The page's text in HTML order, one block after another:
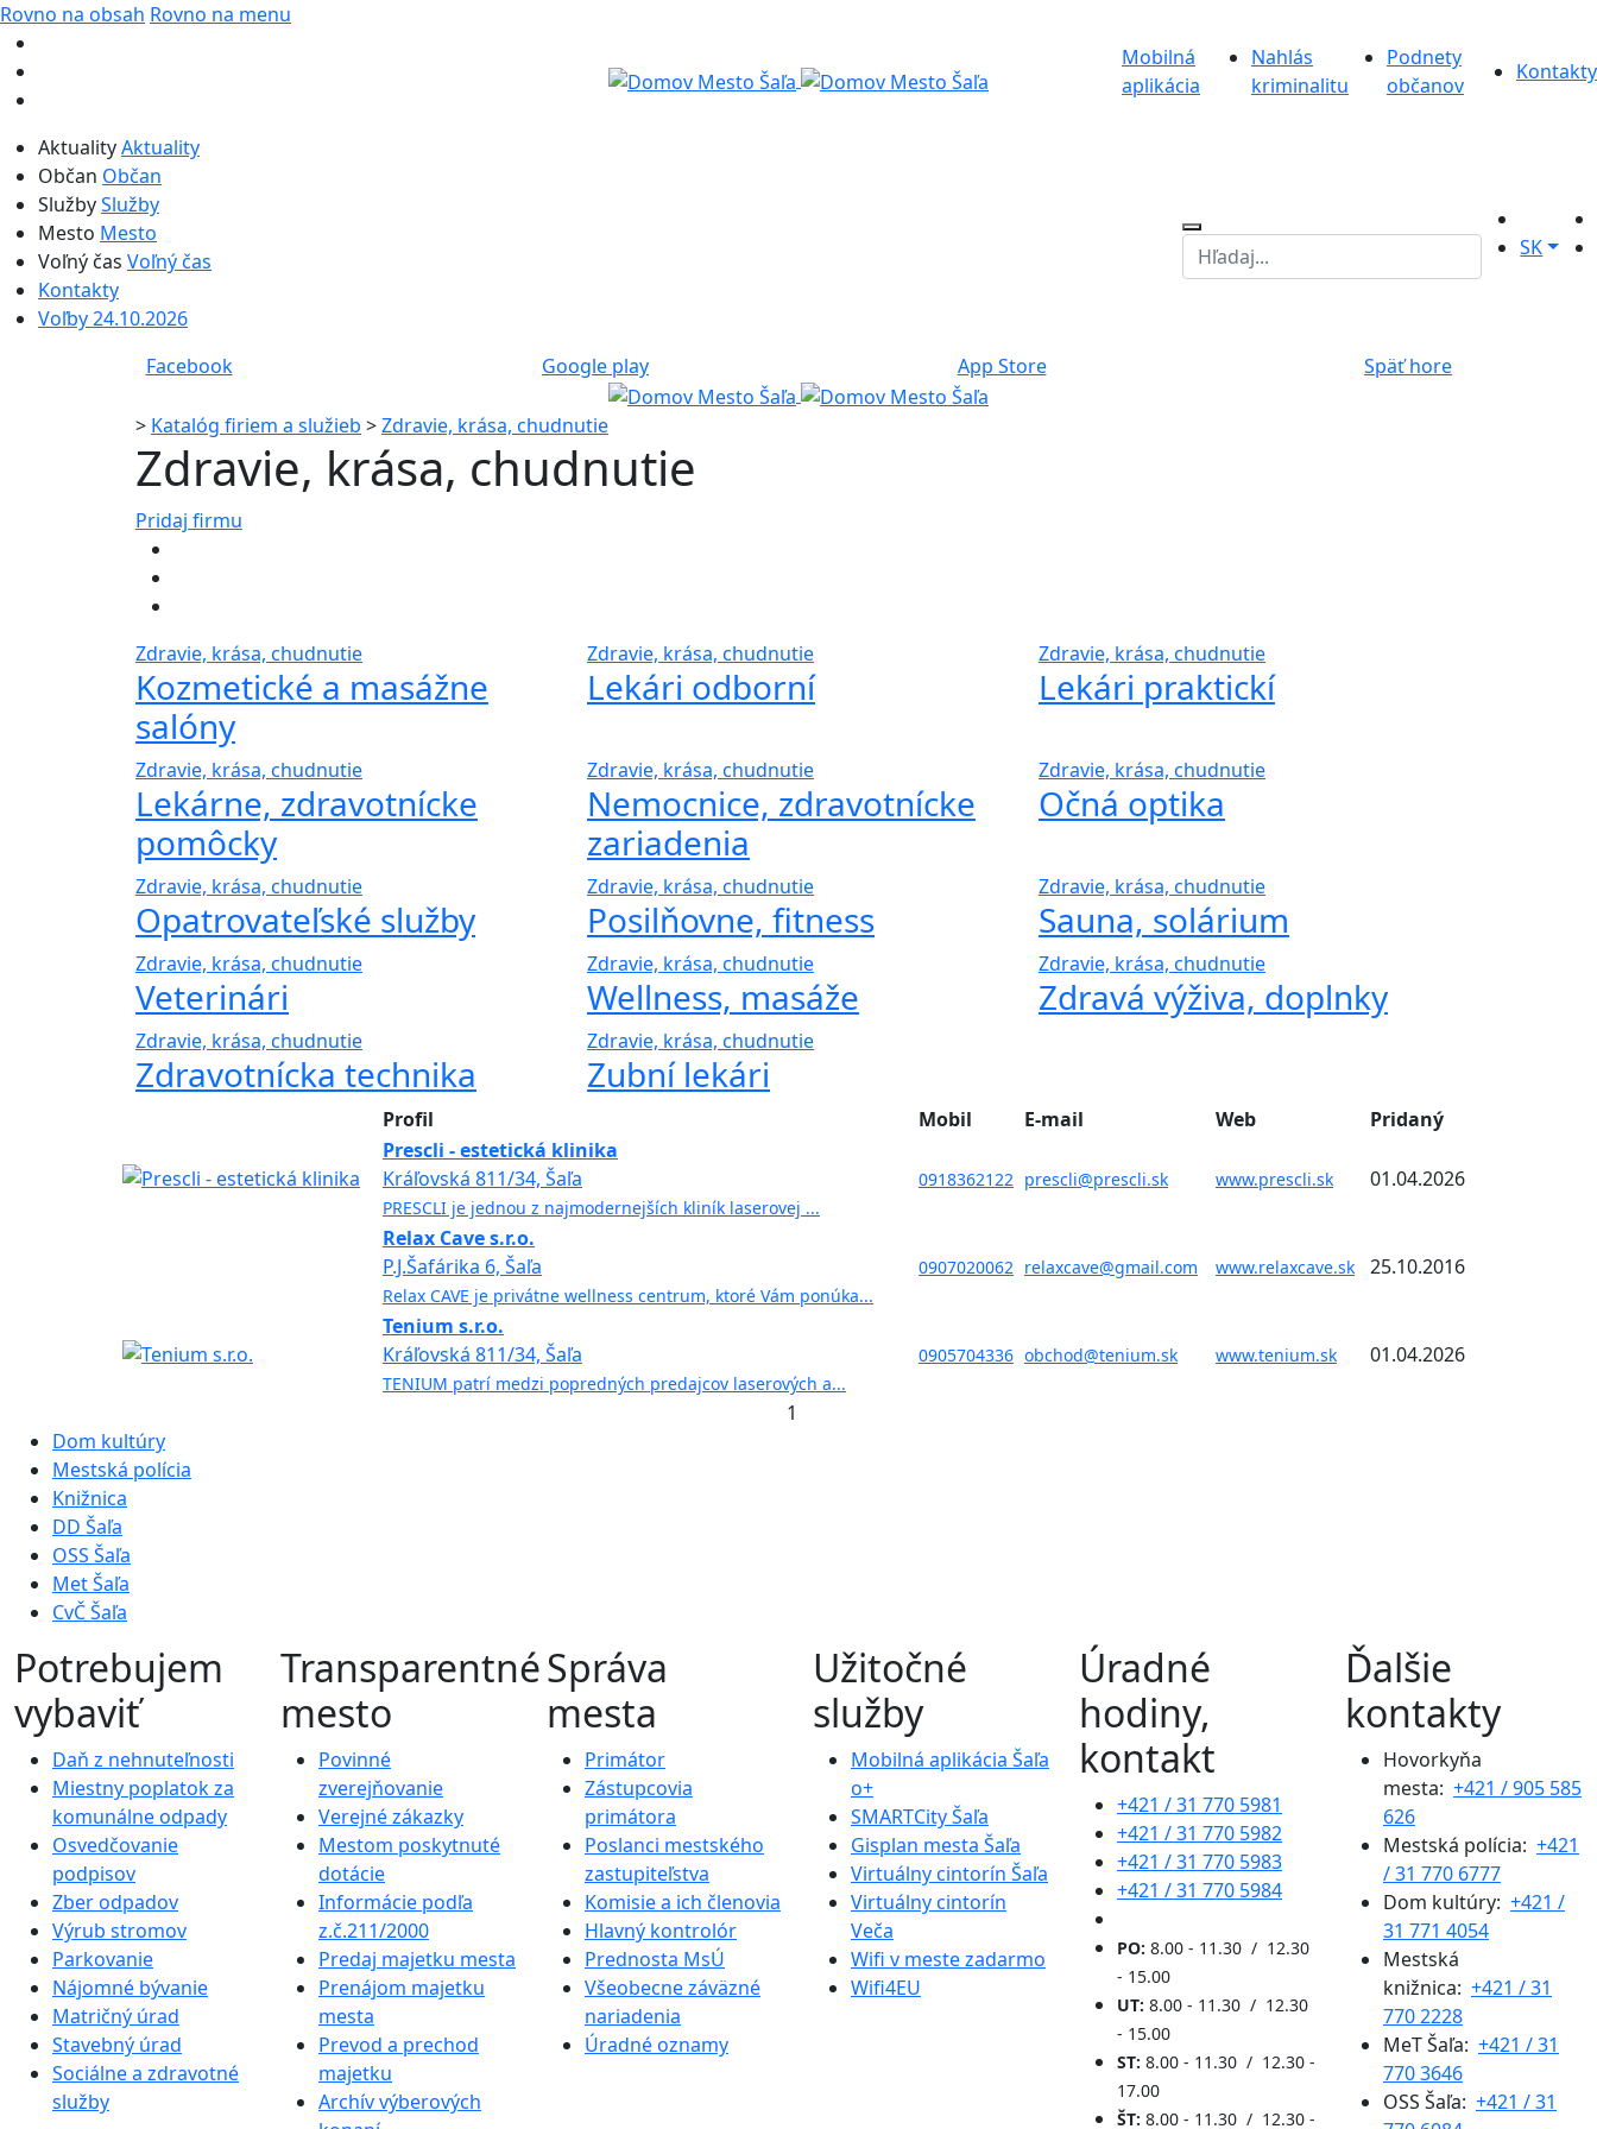
Rovno na obsah Rovno na menu
Mobilná
aplikácia
Nahlás
kriminalitu
Podnety
občanov
Kontakty
AktualityAktuality
Občan Občan
SlužbySlužby
Mesto Mesto
Voľný čas Voľný čas
Kontakty
Voľby 24.10.2026
SK
Facebook Google play App Store Späť hore
> Katalóg firiem a služieb >Zdravie, krása, chudnutie
Zdravie, krása, chudnutie
Pridaj firmu
Zdravie, krása, chudnutie
Kozmetické a masážne
salóny
Zdravie, krása, chudnutie
Lekári odborní
Zdravie, krása, chudnutie
Lekári praktickí
Zdravie, krása, chudnutie
Lekárne, zdravotnícke
pomôcky
Zdravie, krása, chudnutie
Nemocnice, zdravotnícke
zariadenia
Zdravie, krása, chudnutie
Očná optika
Zdravie, krása, chudnutie
Opatrovateľské služby
Zdravie, krása, chudnutie
Posilňovne, fitness
Zdravie, krása, chudnutie
Sauna, solárium
Zdravie, krása, chudnutie
Veterinári
Zdravie, krása, chudnutie
Wellness, masáže
Zdravie, krása, chudnutie
Zdravá výživa, doplnky
Zdravie, krása, chudnutie
Zdravotnícka technika
Zdravie, krása, chudnutie
Zubní lekári
Profil Mobil E-mail Web
Pridaný
Prescli - estetická klinika
Kráľovská 811/34, Šaľa
PRESCLI je jednou z najmodernejších kliník laserovej ...
0918362122 prescli@prescli.sk www.prescli.sk 01.04.2026
Relax Cave s.r.o.
P.J.Šafárika 6, Šaľa
Relax CAVE je privátne wellness centrum, ktoré Vám ponúka...
0907020062 relaxcave@gmail.com www.relaxcave.sk 25.10.2016
Tenium s.r.o.
Kráľovská 811/34, Šaľa
TENIUM patrí medzi popredných predajcov laserových a...
0905704336 obchod@tenium.sk www.tenium.sk 01.04.2026
1
Dom kultúry
Mestská polícia
Knižnica
DD Šaľa
OSS Šaľa
Met Šaľa
CvČ Šaľa
Potrebujem
vybaviť
Daň z nehnuteľnosti
Miestny poplatok za
komunálne odpady
Osvedčovanie
podpisov
Zber odpadov
Výrub stromov
Parkovanie
Nájomné bývanie
Matričný úrad
Stavebný úrad
Sociálne a zdravotné
služby
Transparentné
mesto
Povinné
zverejňovanie
Verejné zákazky
Mestom poskytnuté
dotácie
Informácie podľa
z.č.211/2000
Predaj majetku mesta
Prenájom majetku
mesta
Prevod a prechod
majetku
Archív výberových
Správa
mesta
Primátor
Zástupcovia
primátora
Poslanci mestského
zastupiteľstva
Komisie a ich členovia
Hlavný kontrolór
Prednosta MsÚ
Všeobecne záväzné
nariadenia
Úradné oznamy
Užitočné
služby
Mobilná aplikácia Šaľa
o+
SMARTCity Šaľa
Gisplan mesta Šaľa
Virtuálny cintorín Šaľa
Virtuálny cintorín
Veča
Wifi v meste zadarmo
Wifi4EU
Úradné
hodiny,
kontakt
+421 / 31 770 5981
+421 / 31 770 5982
+421 / 31 770 5983
+421 / 31 770 5984
PO: 8.00 - 11.30 / 12.30
- 15.00
UT: 8.00 - 11.30 / 12.30
- 15.00
ST: 8.00 - 11.30 / 12.30 -
17.00
ŠT: 8.00 - 11.30 / 12.30 -
Ďalšie
kontakty
Hovorkyňa
mesta: +421 / 905 585
626
Mestská polícia: +421
/ 31 770 6777
Dom kultúry: +421 /
31 771 4054
Mestská
knižnica: +421 / 31
770 2228
MeT Šaľa: +421 / 31
770 3646
OSS Šaľa: +421 / 31